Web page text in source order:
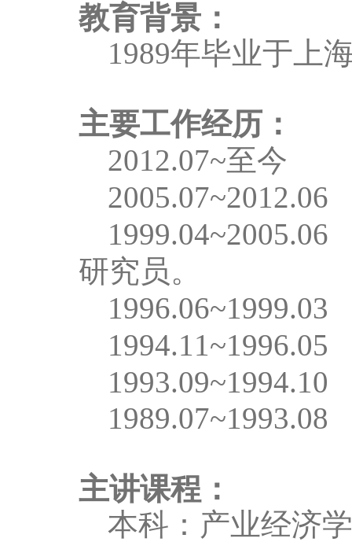
教育背景：
1989年毕业于上
主要工作经历：
2012.07~至今
研究员。
主讲课程：
本科：产业经济